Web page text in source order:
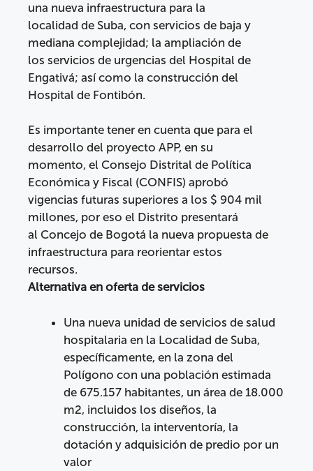
una nueva infraestructura para la
localidad de Suba, con servicios de baja y
mediana complejidad; la ampliación de
los servicios de urgencias del Hospital de
Engativá; así como la construcción del
Hospital de Fontibón.
Es importante tener en cuenta que para el
desarrollo del proyecto APP, en su
momento, el Consejo Distrital de Política
Económica y Fiscal (CONFIS) aprobó
vigencias futuras superiores a los $ 904 mil
millones, por eso el Distrito presentará
al Concejo de Bogotá la nueva propuesta de
infraestructura para reorientar estos
recursos.
Alternativa en oferta de servicios
Una nueva unidad de servicios de salud
hospitalaria en la Localidad de Suba,
específicamente, en la zona del
Polígono con una población estimada
de 675.157 habitantes, un área de 18.000
m2, incluidos los diseños, la
construcción, la interventoría, la
dotación y adquisición de predio por un
valor